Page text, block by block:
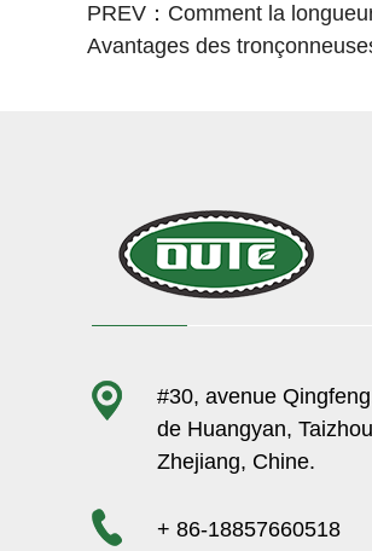
PREV：Comment la
Avantages des
#30, avenue
de Huangyan,
Zhejiang, Chine.
+ 86-18857660518